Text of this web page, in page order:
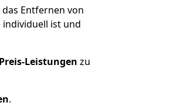
das Entfernen von
individuell ist und
Leistungen zu
.